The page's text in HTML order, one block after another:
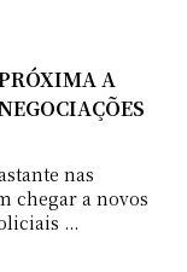
A
nas
chegar a novos
...